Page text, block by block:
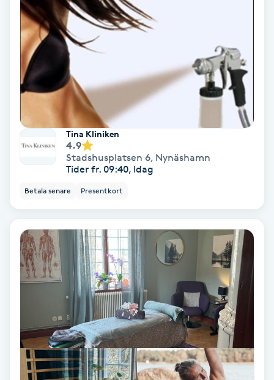
Ansiktsbehandling djuprengörande
Babylights
Balayage
Bambumassage
Barber
BIAB
Blowout
Brynformning
Brynfärgning
Tina Kliniken
4.9
Stadshusplatsen 6, Nynäshamn
Tider fr. 09:40, Idag
Betala senare Presentkort